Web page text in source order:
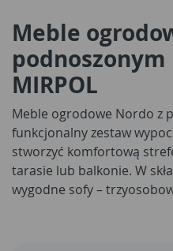
Meble
MIRPOL
Meble ogrodowe Nordo z
funkcjonalny zestaw
stworzyć komfortową
tarasie lub balkonie. W
wygodne sofy –
praktyczny stolik